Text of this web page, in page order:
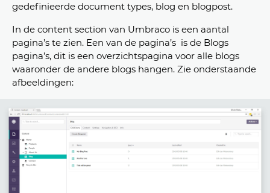
gedefinieerde document types, blog en blogpost.
In de content section van Umbraco is een aantal
pagina’s te zien. Een van de pagina’s is de Blogs
pagina’s, dit is een overzichtspagina voor alle blogs
waaronder de andere blogs hangen. Zie onderstaande
afbeeldingen: